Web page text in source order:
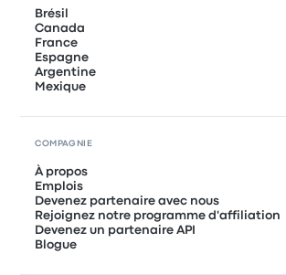
Brésil
Canada
France
Espagne
Argentine
Mexique
COMPAGNIE
À propos
Emplois
Devenez partenaire avec nous
Rejoignez notre programme d'affiliation
Devenez un partenaire API
Blogue